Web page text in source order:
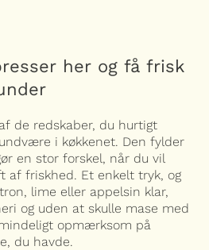
her og få frisk
de redskaber, du hurtigt
i køkkenet. Den fylder
en stor forskel, når du vil
af friskhed. Et enkelt tryk, og
lime eller appelsin klar,
og uden at skulle mase med
opmærksom på
du havde.